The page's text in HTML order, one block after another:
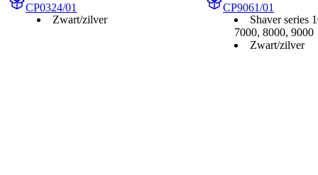
CP0324/01
Zwart/zilver
CP9061/01
Shaver series
7000, 8000, 9000
Zwart/zilver